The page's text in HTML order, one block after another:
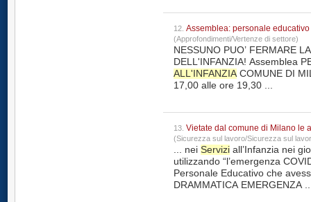
12. Assemblea: personale
(Approfondimenti/Vertenze di settore)
NESSUNO PUO’ FERMARE
ALL'INFANZIACOMUNE DI MILANO 11
17,00 alle ore 19,30 ...
13. Vietate dal comune di Milano le
(Sicurezza sul lavoro/Sicurezza sul
... nei Servizi all’Infanzia nei
utilizzando “l’emergenza
Personale Educativo che avesse
DRAMMATICA EMERGENZA